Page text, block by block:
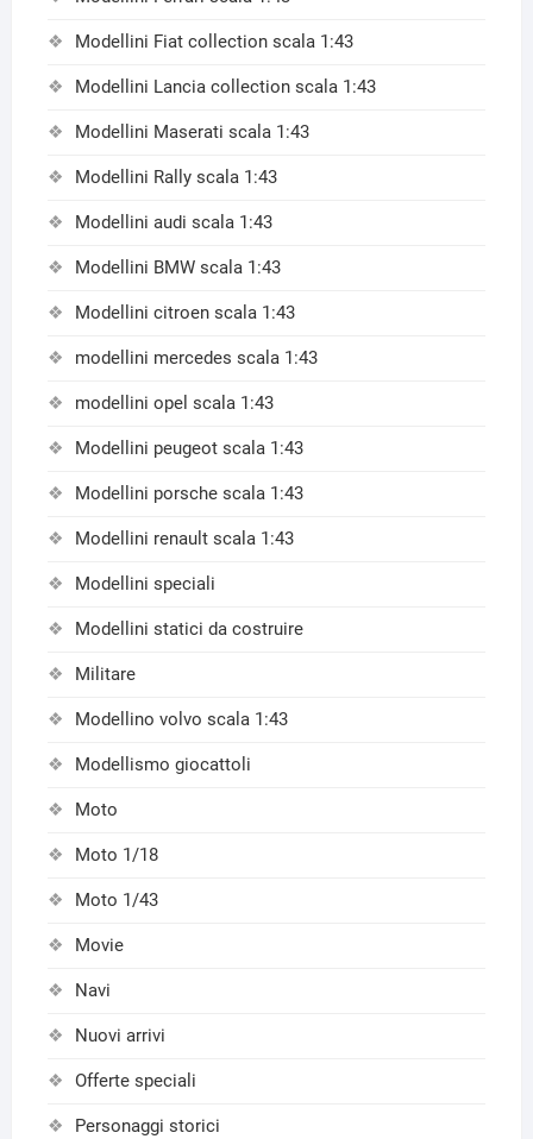
Modellini Fiat collection scala 1:43
Modellini Lancia collection scala 1:43
Modellini Maserati scala 1:43
Modellini Rally scala 1:43
Modellini audi scala 1:43
Modellini BMW scala 1:43
Modellini citroen scala 1:43
modellini mercedes scala 1:43
modellini opel scala 1:43
Modellini peugeot scala 1:43
Modellini porsche scala 1:43
Modellini renault scala 1:43
Modellini speciali
Modellini statici da costruire
Militare
Modellino volvo scala 1:43
Modellismo giocattoli
Moto
Moto 1/18
Moto 1/43
Movie
Navi
Nuovi arrivi
Offerte speciali
Personaggi storici